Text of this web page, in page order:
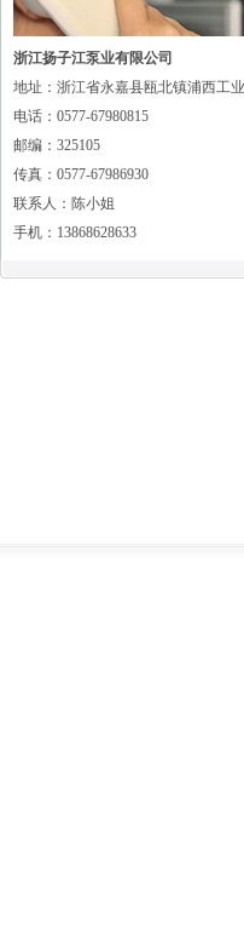
浙江扬子江泵业有限公司
地址：浙江省永嘉县瓯北镇浦西工
电话：0577-67980815
邮编：325105
传真：0577-67986930
联系人：陈小姐
手机：13868628633